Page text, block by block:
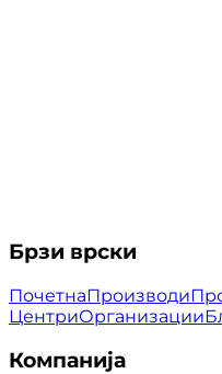
Брзи врски
ПочетнаПроизводи
ЦентриОрганизации
Компанија